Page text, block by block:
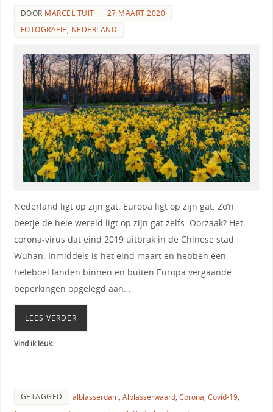
DOOR MARCEL TUIT
27 MAART 2020
FOTOGRAFIE, NEDERLAND
Nederland ligt op zijn gat. Europa ligt op zijn gat. Zo’n
beetje de hele wereld ligt op zijn gat zelfs. Oorzaak? Het
corona-virus dat eind 2019 uitbrak in de Chinese stad
Wuhan. Inmiddels is het eind maart en hebben een
heleboel landen binnen en buiten Europa vergaande
beperkingen opgelegd aan…
LEES VERDER
Vind ik leuk:
GETAGGED alblasserdam, Alblasserwaard, Corona, Covid-19,